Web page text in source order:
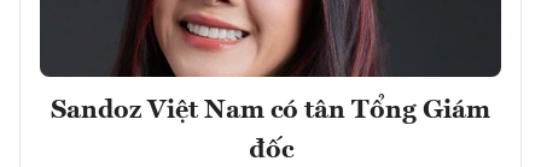
Sandoz Việt Nam có tân Tổng Giám
đốc